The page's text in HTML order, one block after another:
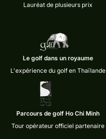
Lauréat de plusieurs prix
Le golf dans un royaume
L'expérience du golf en Thaïlande
Parcours de golf Ho Chi Minh
Tour opérateur officiel partenaire